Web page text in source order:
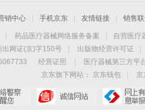
销中心 手机京东 友情链接 销售
药品医疗器械网络服务备案 自营医疗
出网证(京)字150号
出版物经营许可证
经营证照 医疗器械第三方平
京东旗下网站：
京东钱包
京